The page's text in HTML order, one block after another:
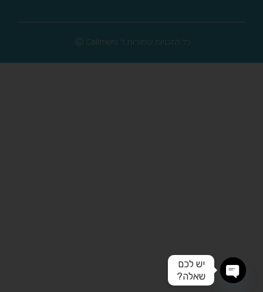
כל הזכויות שמורות ל Ⓒ Calimero
יש לכם
שאלה?
Open chaty